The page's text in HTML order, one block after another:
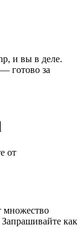
и вы в деле.
готово за
от
множество
как